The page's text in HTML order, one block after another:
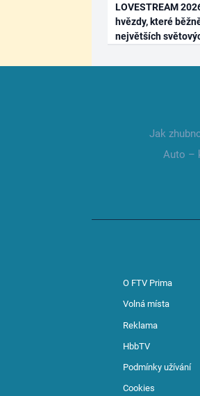
LOVESTREAM
hvězdy, které
největších
Jak
Auto –
O FTV Prima
Volná místa
Reklama
HbbTV
Podmínky užívání
Cookies